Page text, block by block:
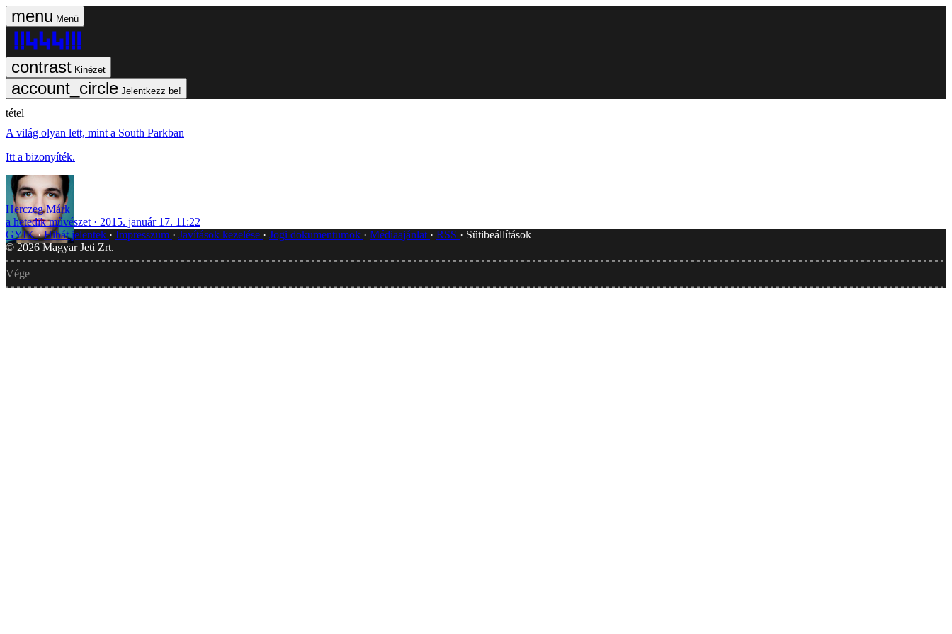
Menü
Kinézet
Jelentkezz be!
tétel
A világ olyan lett, mint a South Parkban
Itt a bizonyíték.
Herczeg Márk
a hetedik művészet
2015. január 17. 11:22
GYIK Hibát jelentek Impresszum Javítások kezelése Jogi dokumentumok Médiaajánlat RSS
Sütibeállítások
© 2026 Magyar Jeti Zrt.
Vége